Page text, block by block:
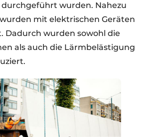
durchgeführt wurden. Nahezu
mit elektrischen Geräten
Dadurch wurden sowohl die
als auch die Lärmbelästigung